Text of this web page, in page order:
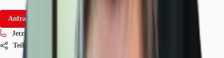
Anfrage senden
Jetzt anrufen
Teilen